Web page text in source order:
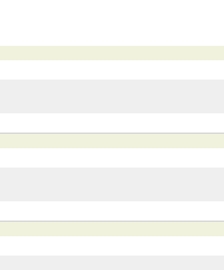
de uso agradável. No
de 2026. A